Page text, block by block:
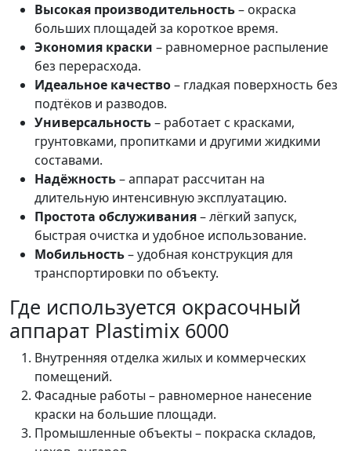
Высокая производительность– окраска
больших площадей за короткое время.
Экономия краски – равномерное распыление
без перерасхода.
Идеальное качество– гладкая поверхность без
подтёков и разводов.
Универсальность– работает с красками,
грунтовками, пропитками и другими жидкими
составами.
Надёжность– аппарат рассчитан на
длительную интенсивную эксплуатацию.
Простота обслуживания– лёгкий запуск,
быстрая очистка и удобное использование.
Мобильность– удобная конструкция для
транспортировки по объекту.
Где используется окрасочный
аппарат Plastimix 6000
Внутренняя отделка жилых и коммерческих
помещений.
Фасадные работы – равномерное нанесение
краски на большие площади.
Промышленные объекты – покраска складов,